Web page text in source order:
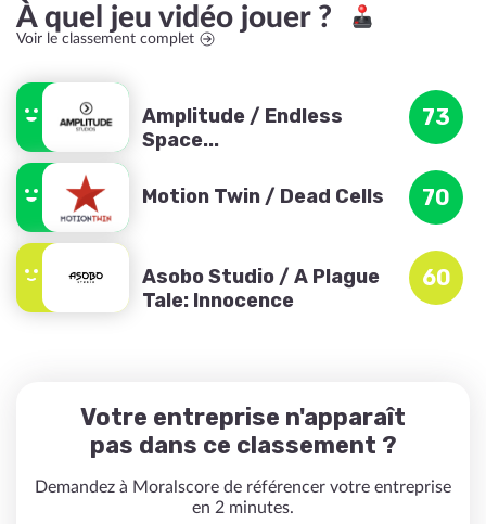
À quel jeu vidéo jouer ?
Voir le classement complet
Amplitude / Endless
Space...
73
Motion Twin / Dead Cells 70
Asobo Studio / A Plague
Tale: Innocence
60
Votre entreprise n'apparaît
pas dans ce classement ?
Demandez à Moralscore de référencer votre entreprise
en 2 minutes.